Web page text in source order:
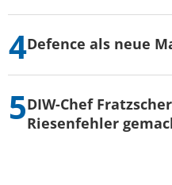
Defence als neue
DIW-Chef
Riesenfehler